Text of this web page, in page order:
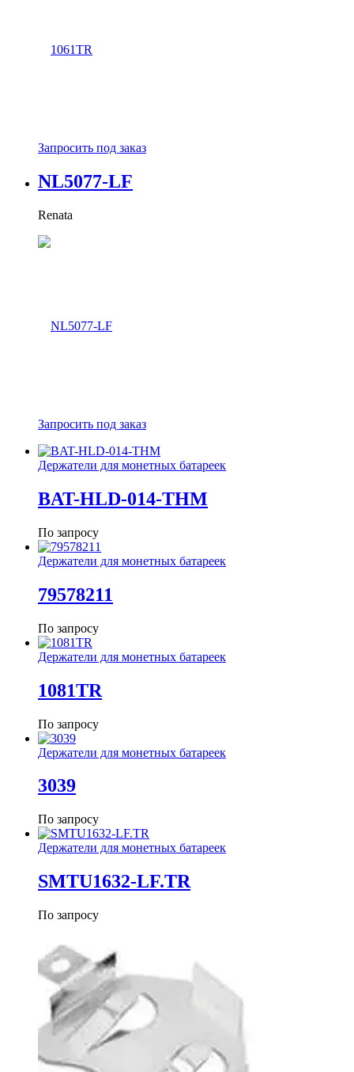
Запросить под заказ
NL5077-LF
Renata
Запросить под заказ
Держатели для монетных батареек
BAT-HLD-014-THM
По запросу
Держатели для монетных батареек
79578211
По запросу
Держатели для монетных батареек
1081TR
По запросу
Держатели для монетных батареек
3039
По запросу
Держатели для монетных батареек
SMTU1632-LF.TR
По запросу